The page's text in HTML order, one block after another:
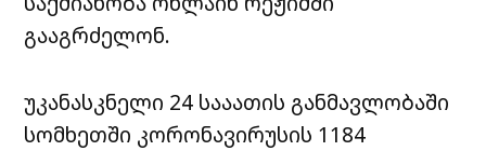
გააგრძელონ.
უკანასკნელი 24 სააათის განმავლობაში
სომხეთში კორონავირუსის 1184